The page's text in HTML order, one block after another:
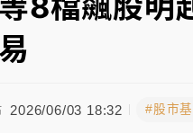
海豚雨彈轟3天 「紅到發
董事人數！辜仲諒向法院
2026/06/03 18:32 #股市